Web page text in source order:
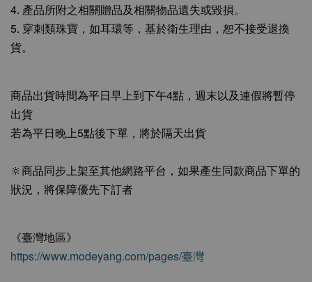
4. 產品所附之相關贈品及相關物品遺失或毀損。
5. 穿刺類珠寶，如耳環等，基於衛生理由，恕不接受退換
貨。
商品出貨時間為平日早上到下午4點，週末以及連假將暫停
出貨
若為平日晚上5點後下單，將於隔天出貨
🔆商品同步上架至其他網路平台，如果產生同款商品下單的
狀況，將保障優先下訂者
《臺灣地區》
https://www.modeyang.com/pages/臺灣